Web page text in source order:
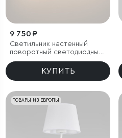
9 750 ₽
Светильник настенный
поворотный светодиодный
Luar 900 белый 4000K
КУПИТЬ
ТОВАРЫ ИЗ ЕВРОПЫ